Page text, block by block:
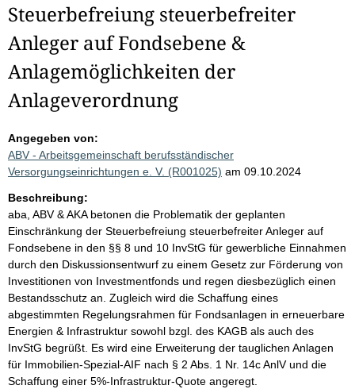
Steuerbefreiung steuerbefreiter
Anleger auf Fondsebene &
Anlagemöglichkeiten der
Anlageverordnung
Angegeben von:
ABV - Arbeitsgemeinschaft berufsständischer
Versorgungseinrichtungen e. V. (R001025) am 09.10.2024
Beschreibung:
aba, ABV & AKA betonen die Problematik der geplanten
Einschränkung der Steuerbefreiung steuerbefreiter Anleger auf
Fondsebene in den §§ 8 und 10 InvStG für gewerbliche Einnahmen
durch den Diskussionsentwurf zu einem Gesetz zur Förderung von
Investitionen von Investmentfonds und regen diesbezüglich einen
Bestandsschutz an. Zugleich wird die Schaffung eines
abgestimmten Regelungsrahmen für Fondsanlagen in erneuerbare
Energien & Infrastruktur sowohl bzgl. des KAGB als auch des
InvStG begrüßt. Es wird eine Erweiterung der tauglichen Anlagen
für Immobilien-Spezial-AIF nach § 2 Abs. 1 Nr. 14c AnlV und die
Schaffung einer 5%-Infrastruktur-Quote angeregt.